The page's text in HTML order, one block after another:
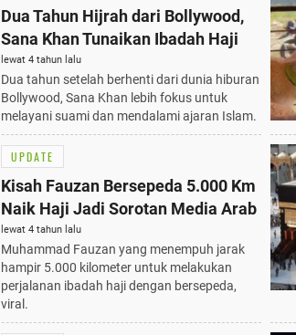
Dua Tahun Hijrah dari Bollywood,
Sana Khan Tunaikan Ibadah Haji
lewat 4 tahun lalu
Dua tahun setelah berhenti dari dunia hiburan
Bollywood, Sana Khan lebih fokus untuk
melayani suami dan mendalami ajaran Islam.
UPDATE
Kisah Fauzan Bersepeda 5.000 Km
Naik Haji Jadi Sorotan Media Arab
lewat 4 tahun lalu
Muhammad Fauzan yang menempuh jarak
hampir 5.000 kilometer untuk melakukan
perjalanan ibadah haji dengan bersepeda,
viral.